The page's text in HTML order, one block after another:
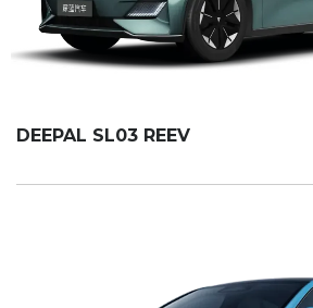
DEEPAL SL03 REEV